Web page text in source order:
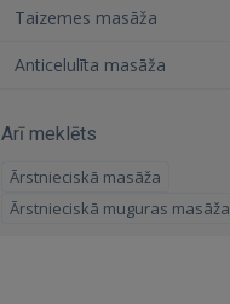
Taizemes masāža
Anticelulīta masāža
Arī meklēts
Ārstnieciskā masāža
Ārstnieciskā muguras masāža